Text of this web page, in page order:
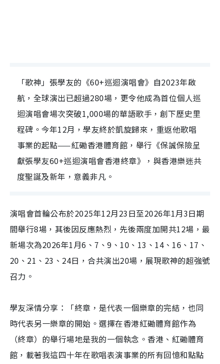
「歌神」張學友的《60+巡迴演唱會》自2023年啟
航，全球演出已超過280場，更令他成為首位個人巡
迴演唱會場次突破1,000場的華語歌手，創下歷史里
程碑。今年12月，學友終於凱旋歸來，重返他歌唱
事業的起點——紅磡香港體育館，舉行《保誠保險呈
獻張學友60+巡迴演唱會香港終章》，與香港樂迷共
度聖誕及新年，意義非凡。
演唱會首輪公布於2025年12月23日至2026年1月3日期
間舉行8場，其後因反應熱烈，先後兩度加開共12場， 最
新場次為2026年1月6、7、9、10、13、14、16、 17、
20、21、23、24日，合共演出20場， 展現歌神的超強號
召力。
學友深情分享：「終章，是代表一個樂章的完結， 也同
時代表另一樂章的開始。選擇在香港紅磡體育館作為
（終章） 的舉行場地是我的一個執念。香港、紅磡體育
館， 載著我這四十年在歌唱表演事業的所有回憶和點點